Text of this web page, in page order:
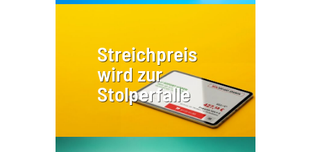
Streichpreis
wird zur
Stolperfalle